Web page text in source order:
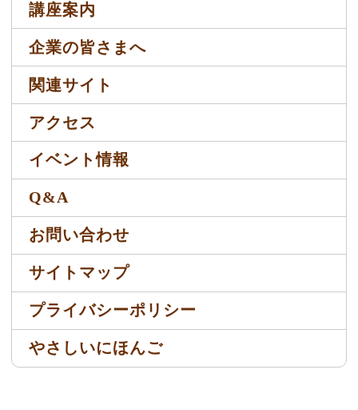
講座案内
企業の皆さまへ
関連サイト
アクセス
イベント情報
Q&A
お問い合わせ
サイトマップ
プライバシーポリシー
やさしいにほんご